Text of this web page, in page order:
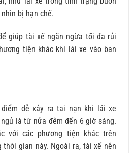
bị hạn chế.
giúp tài xế ngăn ngừa tối đa rủi
tiện khác khi lái xe vào ban
điểm dễ xảy ra tai nạn khi lái xe
là từ nửa đêm đến 6 giờ sáng.
với các phương tiện khác trên
gian này. Ngoài ra, tài xế nên